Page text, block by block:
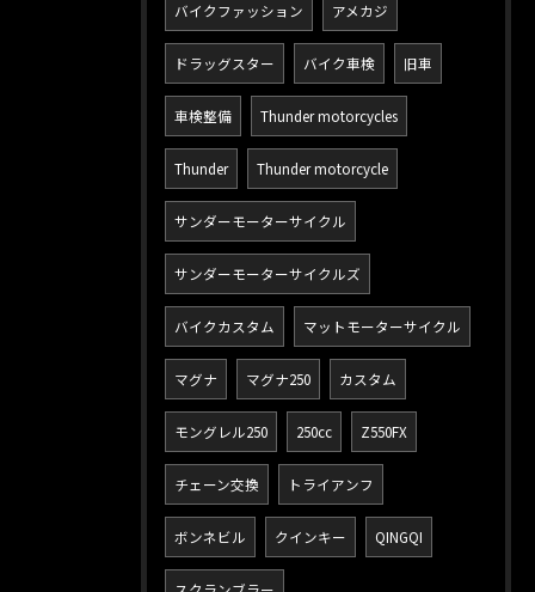
バイクファッション アメカジ
ドラッグスター バイク車検 旧車
車検整備 Thunder motorcycles
Thunder Thunder motorcycle
サンダーモーターサイクル
サンダーモーターサイクルズ
バイクカスタム マットモーターサイクル
マグナ マグナ250 カスタム
モングレル250 250cc Z550FX
チェーン交換 トライアンフ
ボンネビル クインキー QINGQI